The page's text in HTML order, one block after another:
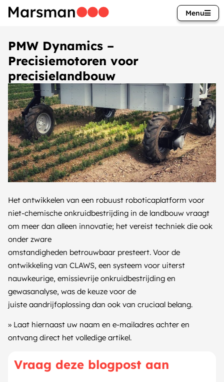
Menu
PMW Dynamics –
Precisiemotoren voor
precisielandbouw
Het ontwikkelen van een robuust roboticaplatform voor
niet-chemische onkruidbestrijding in de landbouw vraagt
om meer dan alleen innovatie; het vereist techniek die ook
onder zware
omstandigheden betrouwbaar presteert. Voor de
ontwikkeling van CLAWS, een systeem voor uiterst
nauwkeurige, emissievrije onkruidbestrijding en
gewasanalyse, was de keuze voor de
juiste aandrijfoplossing dan ook van cruciaal belang.
» Laat hiernaast uw naam en e-mailadres achter en
ontvang direct het volledige artikel.
Vraag deze blogpost aan